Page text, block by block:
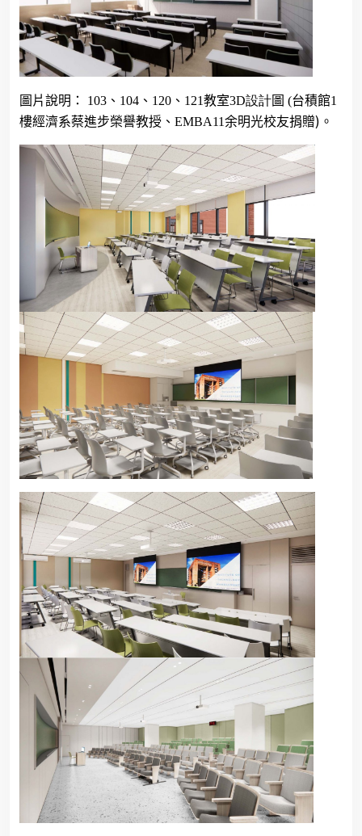
圖片說明： 103 、 104 、 120 、 121教室3D設計圖 (台積館1
樓經濟系蔡進步榮譽教授、 EMBA11余明光校友捐贈) 。